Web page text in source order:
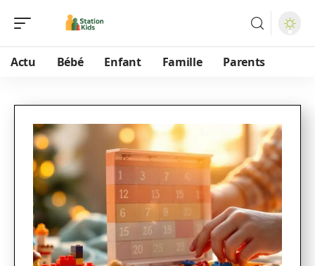
Actu Bébé Enfant Famille Parents